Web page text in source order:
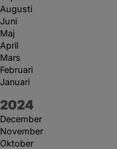
Augusti
Juni
Maj
April
Mars
Februari
Januari
År:
2024
December
November
Oktober